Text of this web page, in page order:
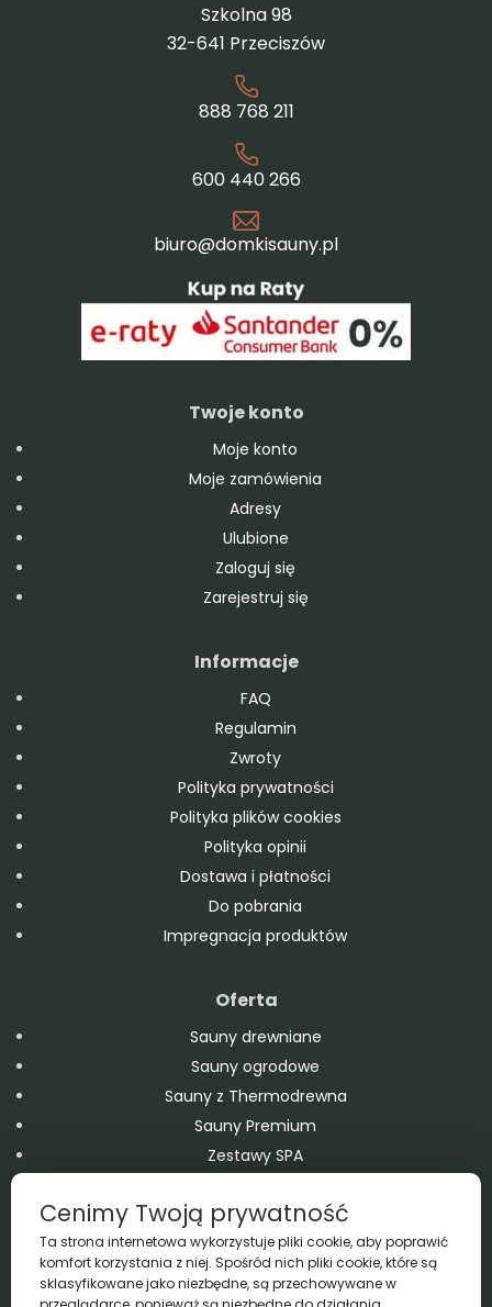
Szkolna 98
32-641 Przeciszów
888 768 211
600 440 266
biuro@domkisauny.pl
Twoje konto
Moje konto
Moje zamówienia
Adresy
Ulubione
Zaloguj się
Zarejestruj się
Informacje
FAQ
Regulamin
Zwroty
Polityka prywatności
Polityka plików cookies
Polityka opinii
Dostawa i płatności
Do pobrania
Impregnacja produktów
Oferta
Sauny drewniane
Sauny ogrodowe
Sauny z Thermodrewna
Sauny Premium
Zestawy SPA
Balie drewniane
Domki drewniane – ogrodowe i letniskowe
Wanny SPA Jacuzzi Ogrodowe
Cenimy Twoją prywatność
Ta strona internetowa wykorzystuje pliki cookie, aby poprawić
komfort korzystania z niej. Spośród nich pliki cookie, które są
sklasyfikowane jako niezbędne, są przechowywane w